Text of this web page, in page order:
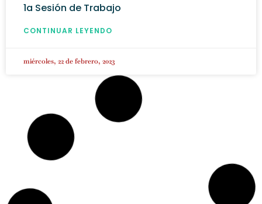
1a Sesión de Trabajo
CONTINUAR LEYENDO
miércoles, 22 de febrero, 2023